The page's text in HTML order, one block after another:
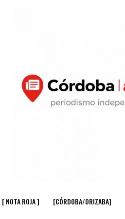
[ NOTA ROJA ] [CÓRDOBA/ORIZABA]